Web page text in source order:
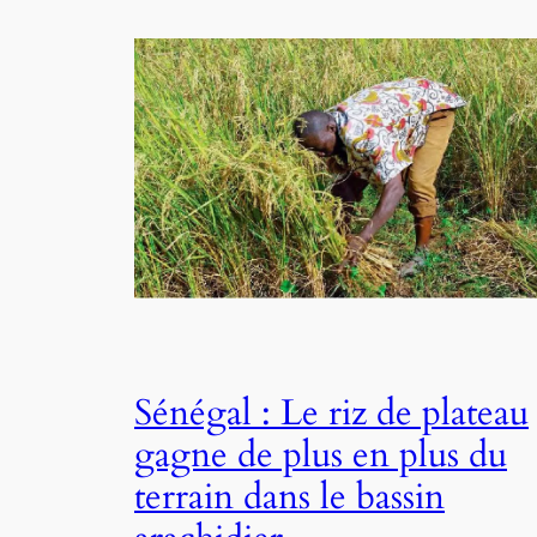
Sénégal : Le riz de plateau
gagne de plus en plus du
terrain dans le bassin